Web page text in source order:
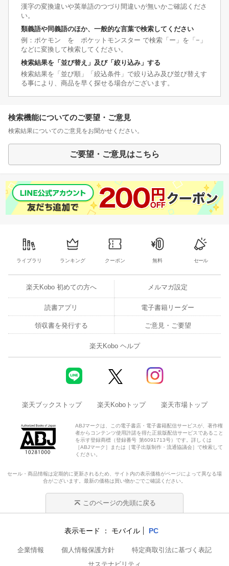
漢字の変換違いや英単語のつづり間違いが無いかご確認くださ
い。
類義語や同義語のほか、一般的な言葉で検索してください
例：ポケモン を ポケットモンスター で検索「ー」を「−」
などに変換して検索してください。
検索結果を「並び替え」及び「絞り込み」する
検索結果を「並び順」「絞込条件」で絞り込み及び並び替えす
る事により、商品を早く探せる場合がございます。
検索機能についてのご要望・ご意見
検索結果についてのご意見をお聞かせください。
ご要望・ご意見はこちら
ライブラリ ランキング クーポン 無料 セール
楽天Kobo 初めての方へ メルマガ設定
読書アプリ 電子書籍リーダー
領収書を発行する ご意見・ご要望
楽天Kobo ヘルプ
楽天ブックストップ 楽天Koboトップ 楽天市場トップ
ABJマークは、この電子書店・電子書籍配信サービスが、著作権
者からコンテンツ使用許諾を得た正規版配信サービスであること
を示す登録商標（登録番号 第6091713号）です。詳しくは
［ABJマーク］または［電子出版制作・流通協議会］で検索して
ください。
セール・商品情報は定期的に更新されるため、サイト内の表示価格がページによって異なる場
合がございます。最新の価格は買い物かごでご確認ください。
このページの先頭に戻る
表示モード モバイル PC
企業情報 個人情報保護方針
特定商取引法に基づく表記
サステナビリティ